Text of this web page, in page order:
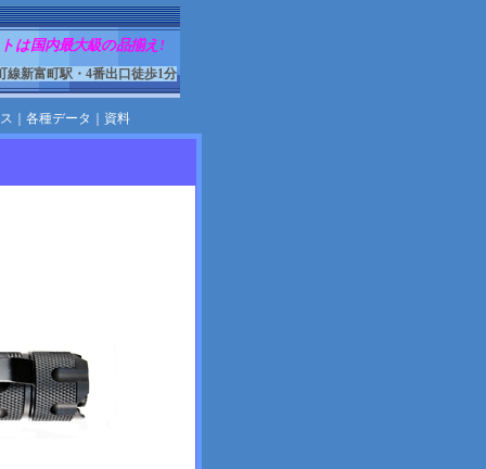
は国内最大級の品揃え!
新富町駅・4番出口徒歩1分
各種データ 資料